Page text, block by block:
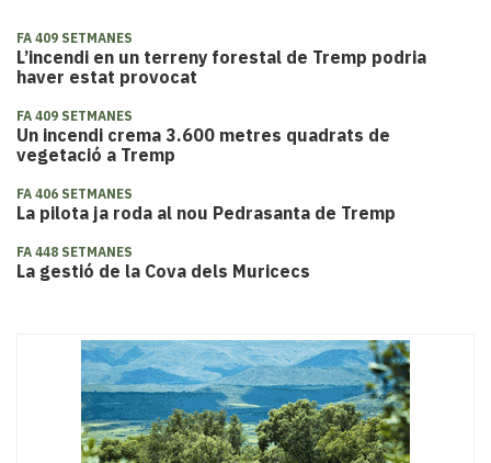
FA 409 SETMANES
L’incendi en un terreny forestal de Tremp podria
haver estat provocat
FA 409 SETMANES
Un incendi crema 3.600 metres quadrats de
vegetació a Tremp
FA 406 SETMANES
La pilota ja roda al nou Pedrasanta de Tremp
FA 448 SETMANES
La gestió de la Cova dels Muricecs